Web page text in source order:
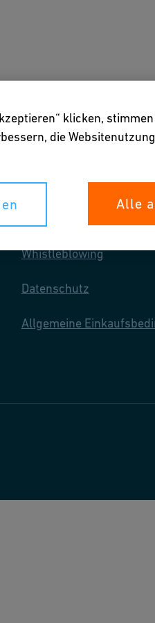
Downloads & Tools
Whistleblowing
Datenschutz
Allgemeine
klicken,
die
Alle